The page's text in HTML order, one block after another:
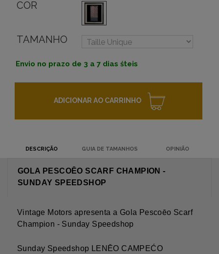
COR
TAMANHO
Envio no prazo de 3 a 7 dias śteis
ADICIONAR AO CARRINHO
DESCRIÇÃO GUIA DE TAMANHOS OPINIÃO
GOLA PESCOĒO SCARF CHAMPION -
SUNDAY SPEEDSHOP
Vintage Motors apresenta a Gola Pescoēo Scarf
Champion - Sunday Speedshop
Sunday Speedshop LENĒO CAMPEĆO